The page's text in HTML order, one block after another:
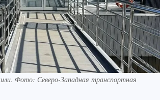
Фото: Северо-Западная транспортная